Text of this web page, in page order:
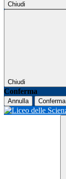
Chiudi
Chiudi
Conferma
Annulla Conferma